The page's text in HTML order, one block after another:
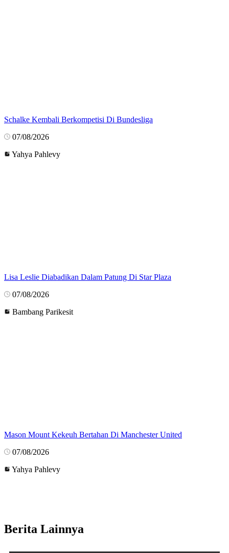
Schalke Kembali Berkompetisi Di Bundesliga
07/08/2026
Yahya Pahlevy
Lisa Leslie Diabadikan Dalam Patung Di Star Plaza
07/08/2026
Bambang Parikesit
Mason Mount Kekeuh Bertahan Di Manchester United
07/08/2026
Yahya Pahlevy
Berita Lainnya